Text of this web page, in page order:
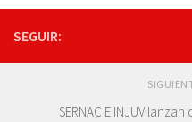
SEGUIR:
SERNAC E INJUV